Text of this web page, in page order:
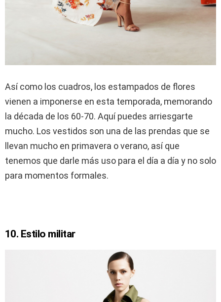
Así como los cuadros, los estampados de flores
vienen a imponerse en esta temporada, memorando
la década de los 60-70. Aquí puedes arriesgarte
mucho. Los vestidos son una de las prendas que se
llevan mucho en primavera o verano, así que
tenemos que darle más uso para el día a día y no solo
para momentos formales.
10. Estilo militar